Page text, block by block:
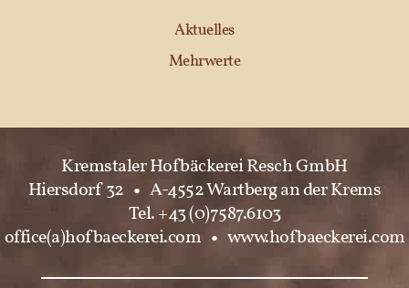
Aktuelles
Mehrwerte
Kremstaler Hofbäckerei Resch GmbH
Hiersdorf 32 • A-4552 Wartberg an der Krems
Tel. +43 (0)7587.6103
office(a)hofbaeckerei.com • www.hofbaeckerei.com